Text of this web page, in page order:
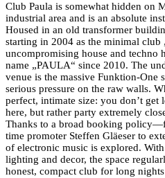
Club Paula is somewhat hidden on
industrial area and is an absolute
Housed in an old transformer
starting in 2004 as the minimal club
uncompromising house and techno
name „PAULA“ since 2010. The
venue is the massive Funktion-One
serious pressure on the raw walls.
perfect, intimate size: you don’t
here, but rather party extremely
Thanks to a broad booking
time promoter Steffen Gläeser to
of electronic music is explored.
lighting and decor, the space
honest, compact club for long